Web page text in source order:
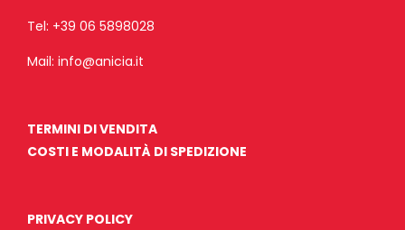
Tel: +39 06 5898028
Mail: info@anicia.it
TERMINI DI VENDITA
COSTI E MODALITÀ DI SPEDIZIONE
PRIVACY POLICY